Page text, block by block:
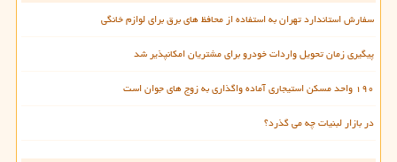
سفارش استاندارد تهران به استفاده از محافظ های برق برای لوازم خانگی
پیگیری زمان تحویل واردات خودرو برای مشتریان امکانپذیر شد
۱۹۰ واحد مسکن استیجاری آماده واگذاری به زوج های جوان است
در بازار لبنیات چه می گذرد؟